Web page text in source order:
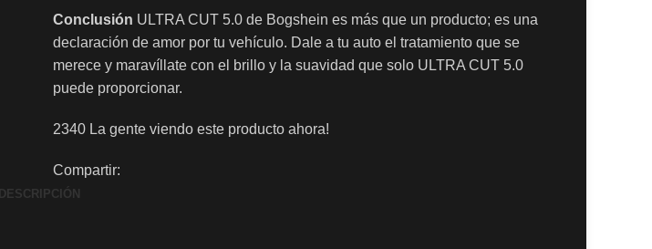
Conclusión ULTRA CUT 5.0 de Bogshein es más que un producto; es una
declaración de amor por tu vehículo. Dale a tu auto el tratamiento que se
merece y maravíllate con el brillo y la suavidad que solo ULTRA CUT 5.0
puede proporcionar.
2340 La gente viendo este producto ahora!
Compartir:
DESCRIPCIÓN